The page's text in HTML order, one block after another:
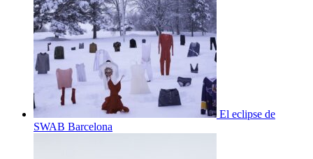
El eclipse de
SWAB Barcelona